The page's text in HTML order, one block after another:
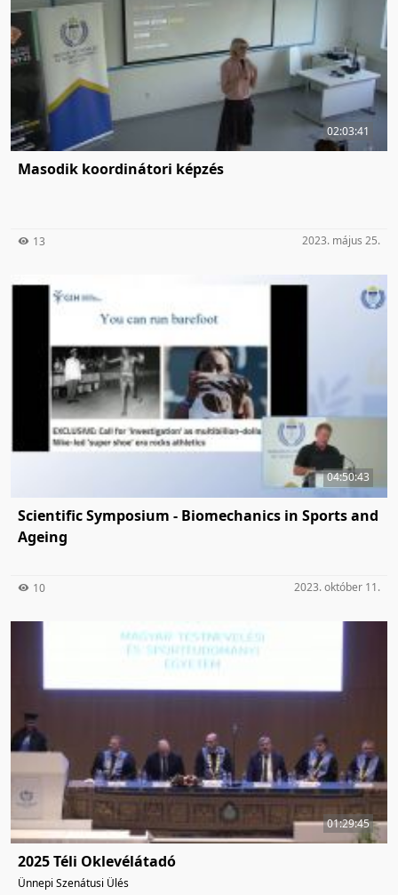
02:03:41
Masodik koordinátori képzés
13 2023. május 25.
04:50:43
Scientific Symposium - Biomechanics in Sports and
Ageing
10 2023. október 11.
01:29:45
2025 Téli Oklevélátadó
Ünnepi Szenátusi Ülés